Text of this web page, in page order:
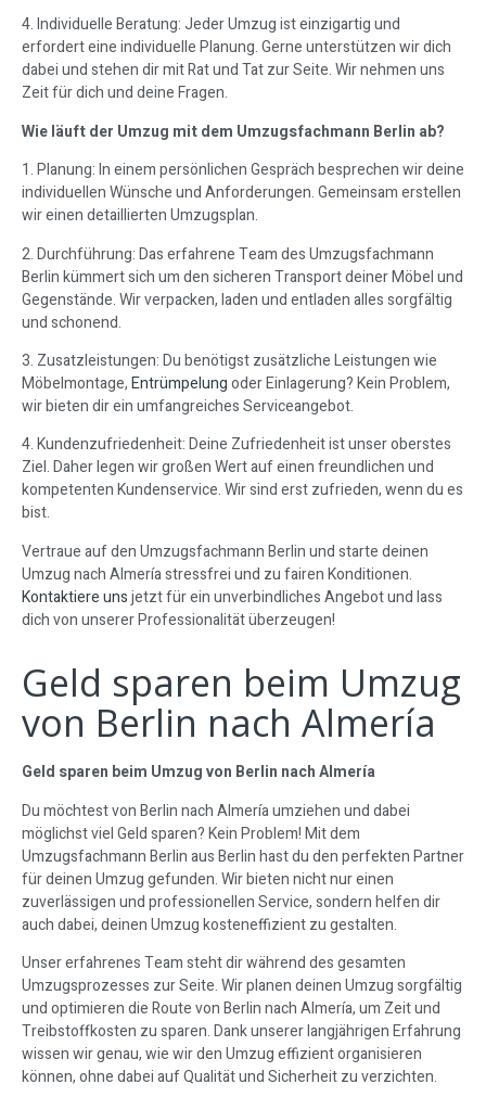
4. Individuelle Beratung: Jeder Umzug ist einzigartig und
erfordert eine individuelle Planung. Gerne unterstützen wir dich
dabei und stehen dir mit Rat und Tat zur Seite. Wir nehmen uns
Zeit für dich und deine Fragen.
Wie läuft der Umzug mit dem Umzugsfachmann Berlin ab?
1. Planung: In einem persönlichen Gespräch besprechen wir deine
individuellen Wünsche und Anforderungen. Gemeinsam erstellen
wir einen detaillierten Umzugsplan.
2. Durchführung: Das erfahrene Team des Umzugsfachmann
Berlin kümmert sich um den sicheren Transport deiner Möbel und
Gegenstände. Wir verpacken, laden und entladen alles sorgfältig
und schonend.
3. Zusatzleistungen: Du benötigst zusätzliche Leistungen wie
Möbelmontage,Entrümpelungoder Einlagerung? Kein Problem,
wir bieten dir ein umfangreiches Serviceangebot.
4. Kundenzufriedenheit: Deine Zufriedenheit ist unser oberstes
Ziel. Daher legen wir großen Wert auf einen freundlichen und
kompetenten Kundenservice. Wir sind erst zufrieden, wenn du es
bist.
Vertraue auf den Umzugsfachmann Berlin und starte deinen
Umzug nach Almería stressfrei und zu fairen Konditionen.
Kontaktiere unsjetzt für ein unverbindliches Angebot und lass
dich von unserer Professionalität überzeugen!
Geld sparen beim Umzug
von Berlin nach Almería
Geld sparen beim Umzug von Berlin nach Almería
Du möchtest von Berlin nach Almería umziehen und dabei
möglichst viel Geld sparen? Kein Problem! Mit dem
Umzugsfachmann Berlin aus Berlin hast du den perfekten Partner
für deinen Umzug gefunden. Wir bieten nicht nur einen
zuverlässigen und professionellen Service, sondern helfen dir
auch dabei, deinen Umzug kosteneffizient zu gestalten.
Unser erfahrenes Team steht dir während des gesamten
Umzugsprozesses zur Seite. Wir planen deinen Umzug sorgfältig
und optimieren die Route von Berlin nach Almería, um Zeit und
Treibstoffkosten zu sparen. Dank unserer langjährigen Erfahrung
wissen wir genau, wie wir den Umzug effizient organisieren
können, ohne dabei auf Qualität und Sicherheit zu verzichten.